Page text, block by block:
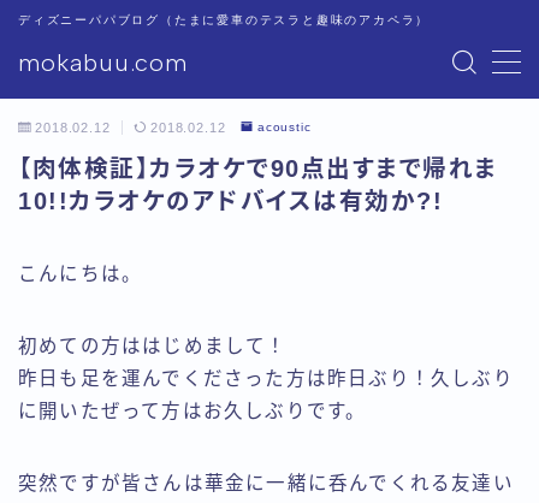
mokabuu.com
ディズニーパパブログ（たまに愛車のテスラと趣味のアカペラ）
ディズニー
このブログについて
2018.02.12 2018.02.12 acoustic
【肉体検証】カラオケで90点出すまで帰れま
10!!カラオケのアドバイスは有効か?!
こんにちは。
初めての方ははじめまして！
昨日も足を運んでくださった方は昨日ぶり！久しぶり
に開いたぜって方はお久しぶりです。
突然ですが皆さんは華金に一緒に呑んでくれる友達い